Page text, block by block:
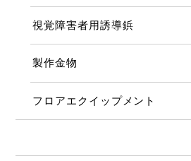
視覚障害者用誘導鋲
製作金物
フロアエクイップメント